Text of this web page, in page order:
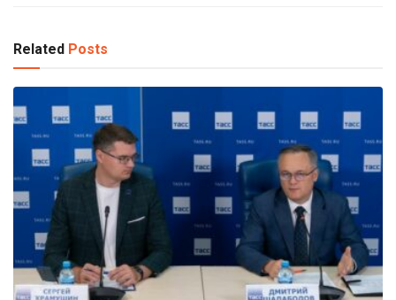
Related Posts